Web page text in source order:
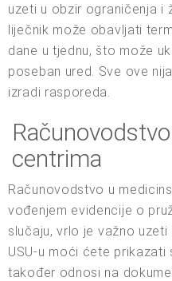
uzeti u obzir ograničenja i
liječnik može obavljati
dane u tjednu, što može
poseban ured. Sve ove
izradi rasporeda.
centrima
Računovodstvo u
vođenjem evidencije o
slučaju, vrlo je važno
USU-u moći ćete
također odnosi na